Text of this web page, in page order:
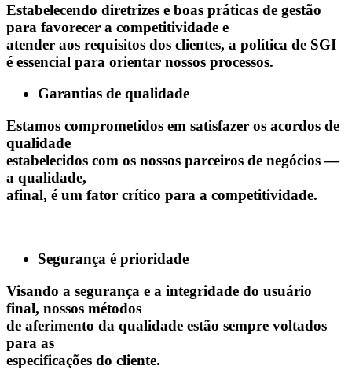
Estabelecendo diretrizes e boas práticas de gestão
para favorecer a competitividade e
atender aos requisitos dos clientes, a política de SGI
é essencial para orientar nossos processos.
Garantias de qualidade
Estamos comprometidos em satisfazer os acordos de
qualidade
estabelecidos com os nossos parceiros de negócios —
a qualidade,
afinal, é um fator crítico para a competitividade.
Segurança é prioridade
Visando a segurança e a integridade do usuário
final, nossos métodos
de aferimento da qualidade estão sempre voltados
para as
especificações do cliente.